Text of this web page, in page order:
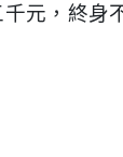
元，終身